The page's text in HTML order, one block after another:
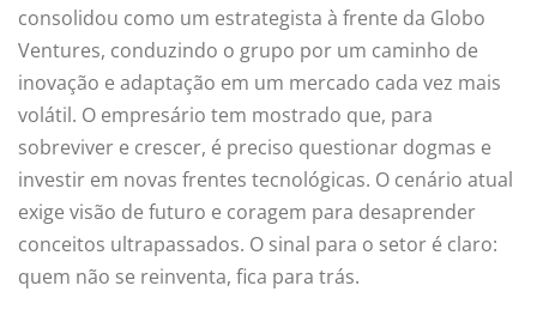
consolidou como um estrategista à frente da Globo
Ventures, conduzindo o grupo por um caminho de
inovação e adaptação em um mercado cada vez mais
volátil. O empresário tem mostrado que, para
sobreviver e crescer, é preciso questionar dogmas e
investir em novas frentes tecnológicas. O cenário atual
exige visão de futuro e coragem para desaprender
conceitos ultrapassados. O sinal para o setor é claro:
quem não se reinventa, fica para trás.